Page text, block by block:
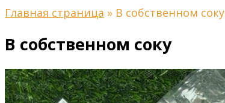
Главная страница » В собственном соку
В собственном соку